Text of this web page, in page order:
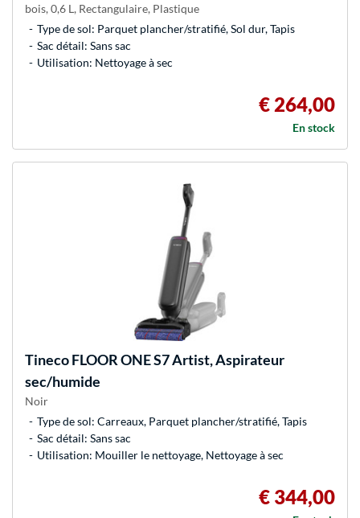
bois, 0,6 L, Rectangulaire, Plastique
Type de sol: Parquet plancher/stratifié, Sol dur, Tapis
Sac détail: Sans sac
Utilisation: Nettoyage à sec
€ 264,00
En stock
TinecoFLOOR ONE S7 Artist, Aspirateur
sec/humide
Noir
Type de sol: Carreaux, Parquet plancher/stratifié, Tapis
Sac détail: Sans sac
Utilisation: Mouiller le nettoyage, Nettoyage à sec
€ 344,00